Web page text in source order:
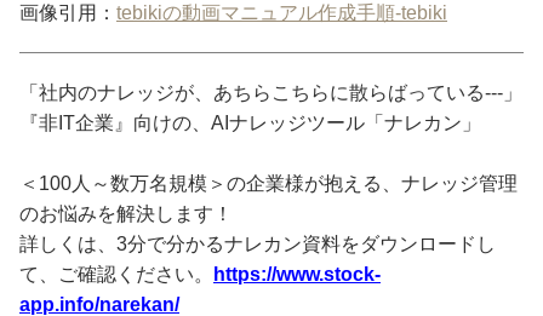
画像引用： tebikiの動画マニュアル作成手順-tebiki
「社内のナレッジが、あちらこちらに散らばっている---」
『非IT企業』向けの、AIナレッジツール「ナレカン」
＜100人～数万名規模＞の企業様が抱える、ナレッジ管理
のお悩みを解決します！
詳しくは、3分で分かるナレカン資料をダウンロードし
て、ご確認ください。
https://www.stock-
app.info/narekan/